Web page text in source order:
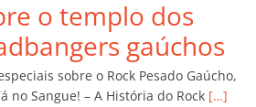
p
p
n Cl
a
ss
n
k
til
h
ar
o templo dos
gaúchos
sobre o Rock Pesado Gaúcho,
no Sangue! – A História do Rock […]